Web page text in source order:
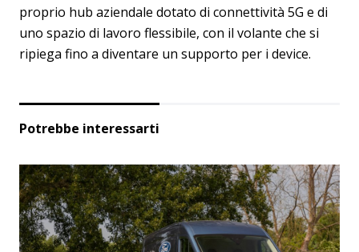
proprio hub aziendale dotato di connettività 5G e di
uno spazio di lavoro flessibile, con il volante che si
ripiega fino a diventare un supporto per i device.
Potrebbe interessarti